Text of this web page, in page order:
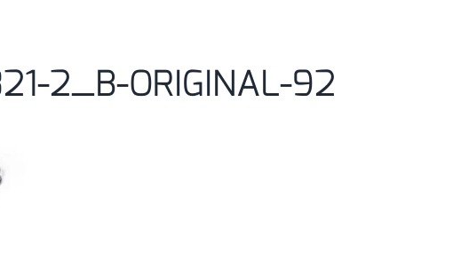
2_B-ORIGINAL-92